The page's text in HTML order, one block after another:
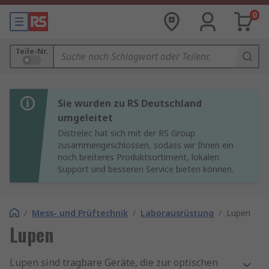
0
Teile-Nr.
Sie wurden zu RS Deutschland
umgeleitet
Distrelec hat sich mit der RS Group
zusammengeschlossen, sodass wir Ihnen ein
noch breiteres Produktsortiment, lokalen
Support und besseren Service bieten können.
/ Mess- und Prüftechnik / Laborausrüstung / Lupen
Lupen
Lupen sind tragbare Geräte, die zur optischen